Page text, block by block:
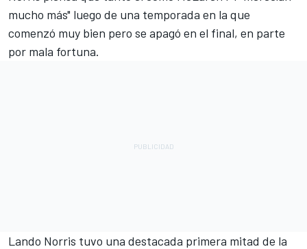
mucho más" luego de una temporada en la que
comenzó muy bien pero se apagó en el final, en parte
por mala fortuna.
Lando Norris tuvo una destacada primera mitad de la